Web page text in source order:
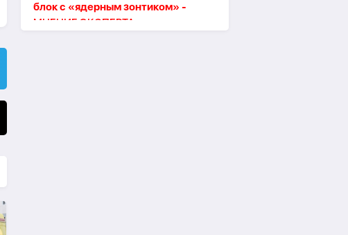
блок с «ядерным зонтиком» -
МНЕНИЕ ЭКСПЕРТА